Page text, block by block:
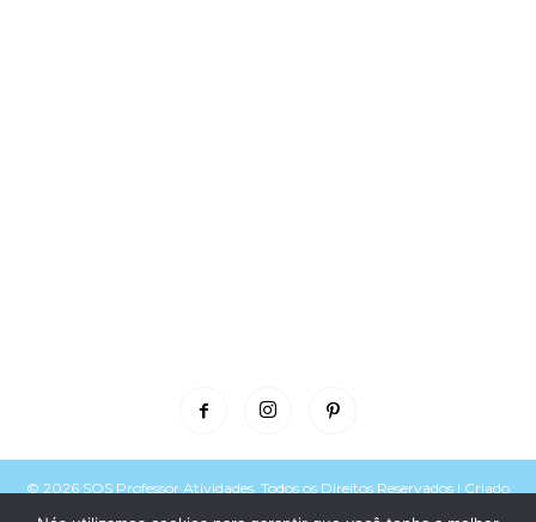
© 2026 SOS Professor Atividades. Todos os Direitos Reservados | Criado